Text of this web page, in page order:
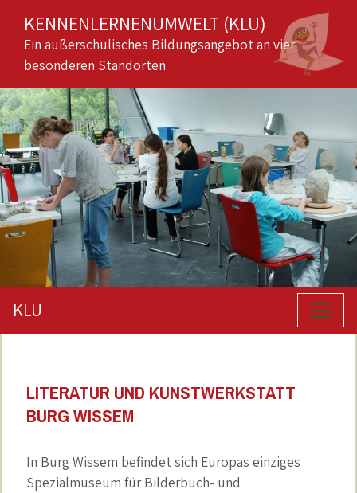
KENNENLERNENUMWELT (KLU)
Ein außerschulisches Bildungsangebot an vier
besonderen Standorten
KLU
LITERATUR UND KUNSTWERKSTATT
BURG WISSEM
In Burg Wissem befindet sich Europas einziges
Spezialmuseum für Bilderbuch- und